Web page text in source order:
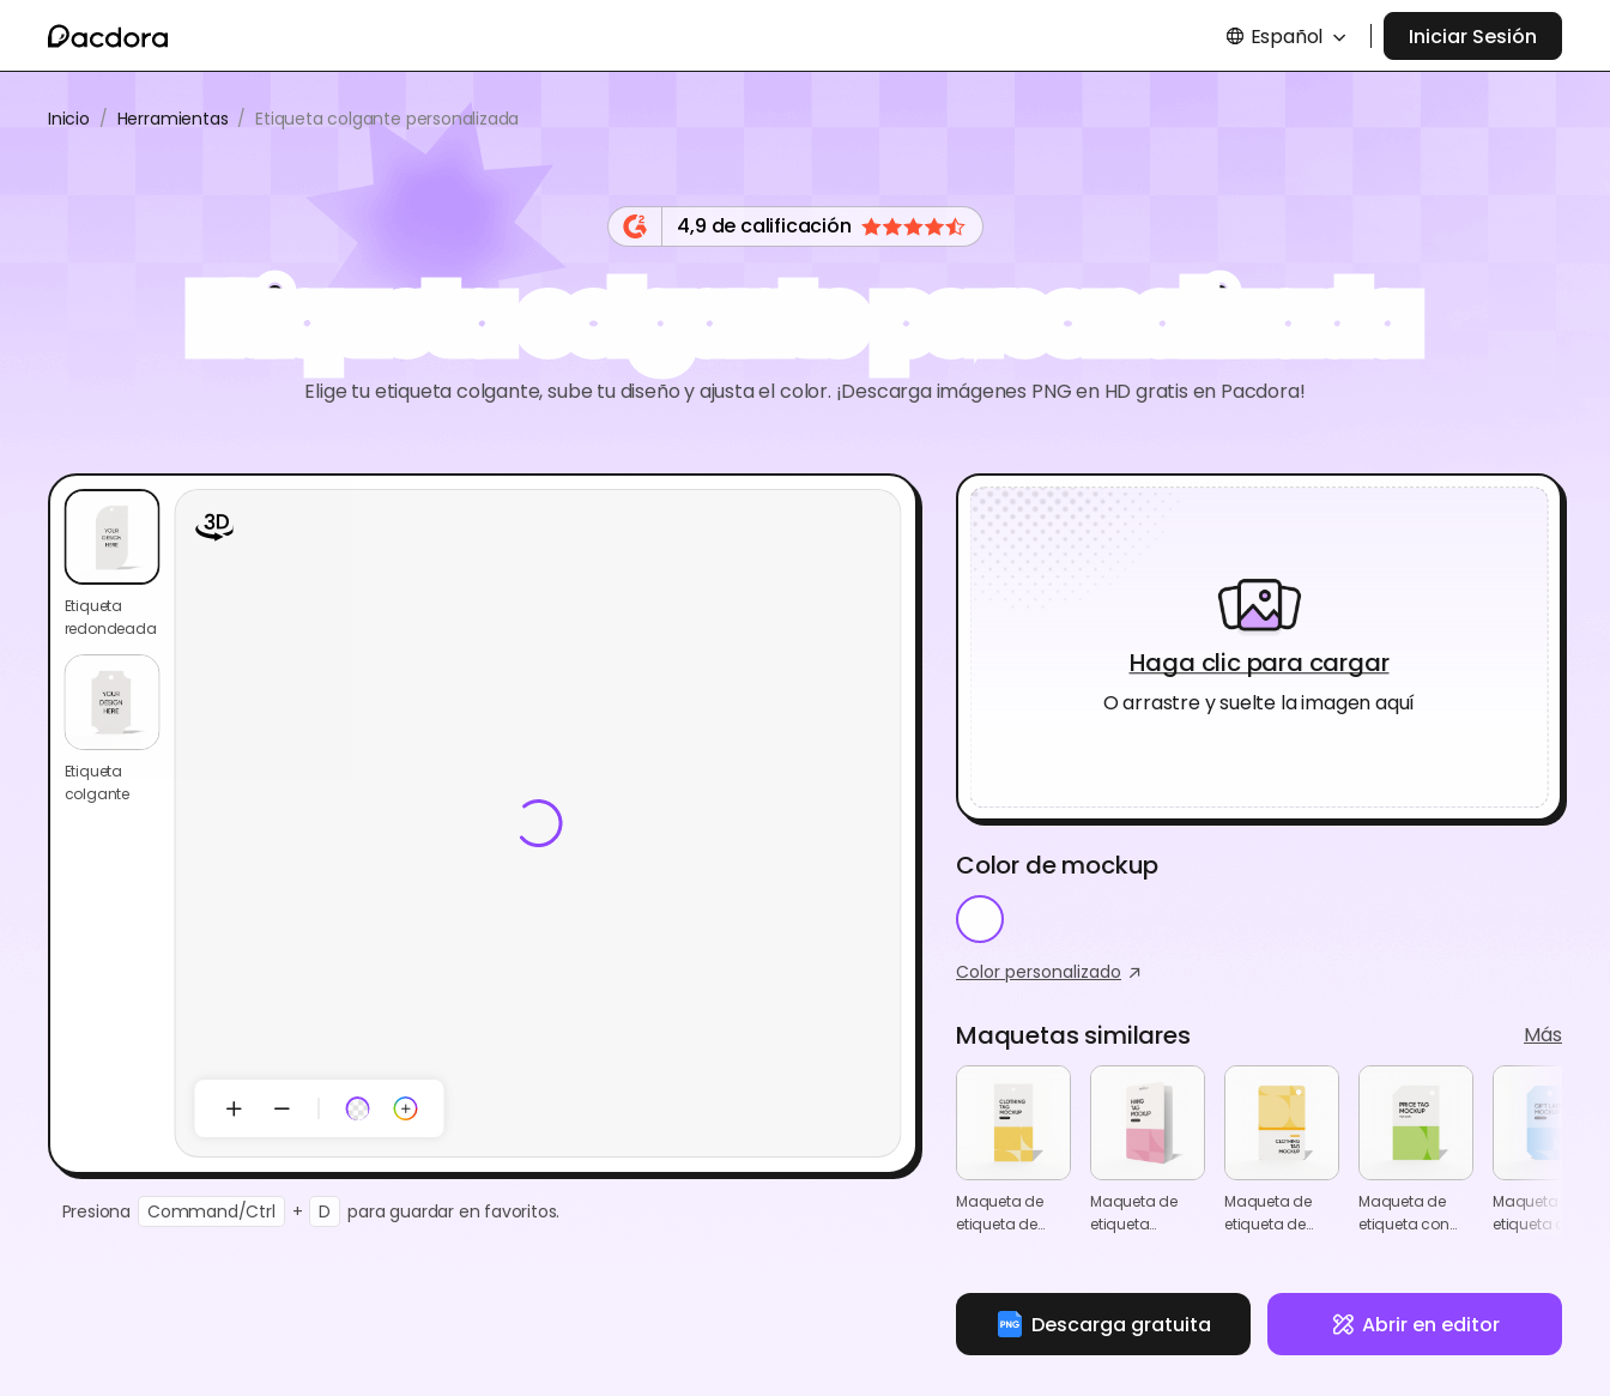
Español Iniciar Sesión
Inicio / Herramientas / Etiqueta colgante personalizada
4,9 de calificación
Etiqueta colgante personalizada
Elige tu etiqueta colgante, sube tu diseño y ajusta el color. ¡Descarga imágenes PNG en HD gratis en Pacdora!
Etiqueta
redondeada
Etiqueta
colgante
Presiona Command/Ctrl + D para guardar en favoritos.
Haga clic para cargar
O arrastre y suelte la imagen aquí
Color de mockup
Color personalizado
Maquetas similares Más
Maqueta de
etiqueta de
Maqueta de
etiqueta
Maqueta de
etiqueta de
Maqueta de
etiqueta con
Maqueta de
etiqueta de
rectangulares
Descarga gratuita Abrir en editor